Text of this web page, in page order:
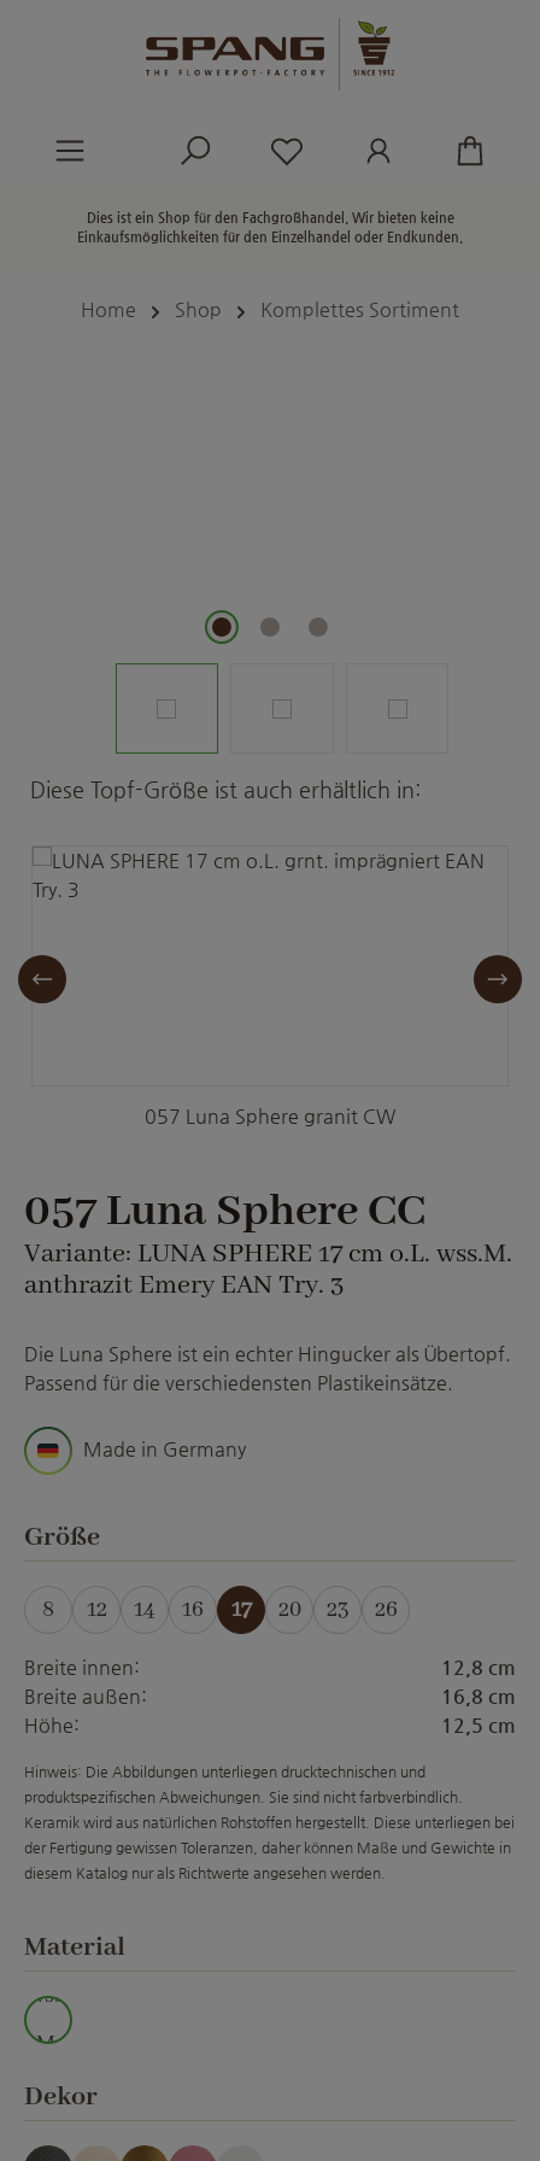
Du hast 0 Produkte
Dies ist ein Shop für den Fachgroßhandel. Wir bieten keine
Einkaufsmöglichkeiten für den Einzelhandel oder Endkunden.
Home Shop Komplettes Sortiment
Produktgalerie überspringen
Diese Topf-Größe ist auch erhältlich in:
057 Luna Sphere granit CW
057 Luna Sphere CC
Variante: LUNA SPHERE 17 cm o.L. wss.M.
anthrazit Emery EAN Try. 3
Die Luna Sphere ist ein echter Hingucker als Übertopf.
Passend für die verschiedensten Plastikeinsätze.
Made in Germany
Größeauswählen
8
(Diese Option ist zurzeit nicht verfügbar.)
12
(Diese Option ist zurzeit nicht verfügbar.)
14
(Diese Option ist zurzeit nicht
16
(Diese Option ist zurzeit nicht
17 20
(Diese Option ist
23
(Diese Option ist
26
(Diese Option
Breite innen:
12,8 cm
Breite außen:
16,8 cm
Höhe:
12,5 cm
Hinweis: Die Abbildungen unterliegen drucktechnischen und
produktspezifischen Abweichungen. Sie sind nicht farbverbindlich.
Keramik wird aus natürlichen Rohstoffen hergestellt. Diese unterliegen bei
der Fertigung gewissen Toleranzen, daher können Maße und Gewichte in
diesem Katalog nur als Richtwerte angesehen werden.
Materialauswählen
wss.
M.
Dekorauswählen